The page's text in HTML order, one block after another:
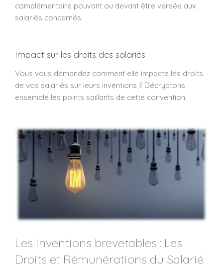
complémentaire pouvant ou devant être versée aux
salariés concernés.
Impact sur les droits des salariés
Vous vous demandez comment elle impacte les droits
de vos salariés sur leurs inventions ? Décryptons
ensemble les points saillants de cette convention.
Les inventions brevetables : Les
Droits et Rémunérations du Salarié